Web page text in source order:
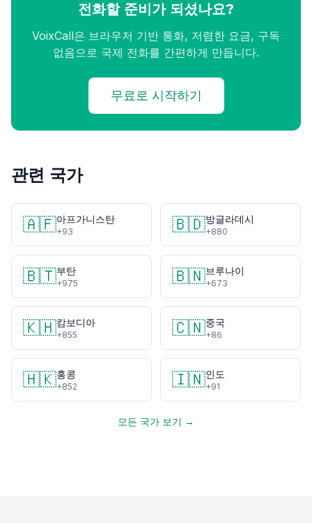
전화할 준비가 되셨나요?
VoixCall은 브라우저 기반 통화, 저렴한 요금, 구독
없음으로 국제 전화를 간편하게 만듭니다.
무료로 시작하기
관련 국가
🇦🇫아프가니스탄
+93 🇧🇩방글라데시
+880
🇧🇹부탄
+975 🇧🇳브루나이
+673
🇰🇭캄보디아
+855 🇨🇳중국
+86
🇭🇰홍콩
+852 🇮🇳인도
+91
모든 국가 보기 →